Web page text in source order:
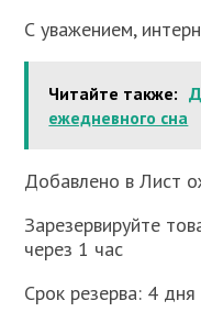
С уважением,
Читайте также:
ежедневного сна
Добавлено в Лист
Зарезервируйте
через 1 час
Срок резерва: 4 дня